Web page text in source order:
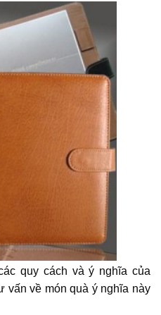
quy cách và ý nghĩa của
vấn về món quà ý nghĩa này